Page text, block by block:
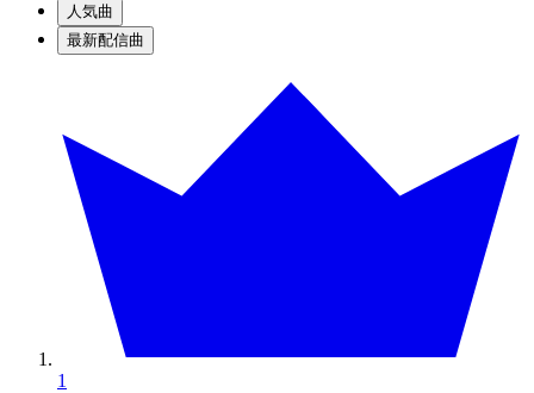
人気曲
最新配信曲
1